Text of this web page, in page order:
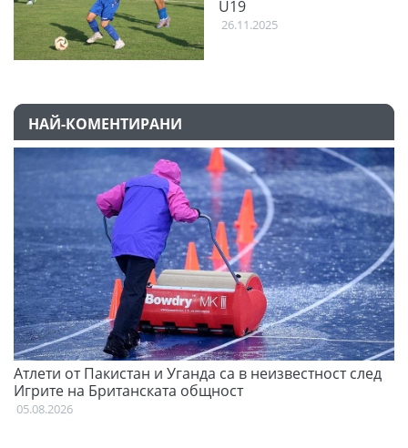
U19
26.11.2025
НАЙ-КОМЕНТИРАНИ
Атлети от Пакистан и Уганда са в неизвестност след
Игрите на Британската общност
05.08.2026